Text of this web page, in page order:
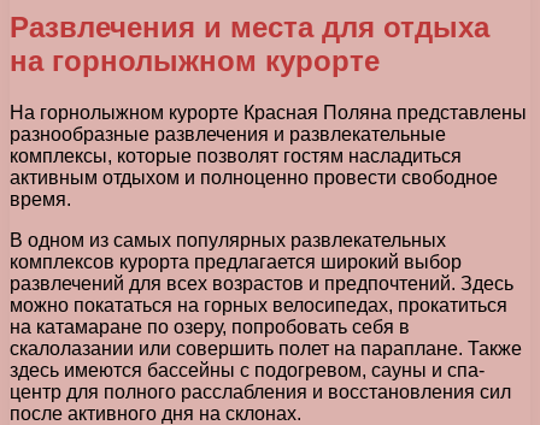
Развлечения и места для отдыха
на горнолыжном курорте
На горнолыжном курорте Красная Поляна представлены
разнообразные развлечения и развлекательные
комплексы, которые позволят гостям насладиться
активным отдыхом и полноценно провести свободное
время.
В одном из самых популярных развлекательных
комплексов курорта предлагается широкий выбор
развлечений для всех возрастов и предпочтений. Здесь
можно покататься на горных велосипедах, прокатиться
на катамаране по озеру, попробовать себя в
скалолазании или совершить полет на параплане. Также
здесь имеются бассейны с подогревом, сауны и спа-
центр для полного расслабления и восстановления сил
после активного дня на склонах.